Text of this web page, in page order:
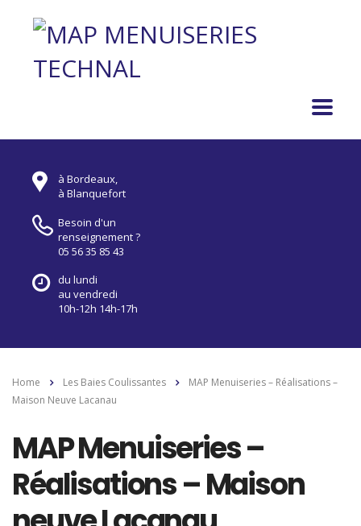
à Bordeaux,
à Blanquefort
Besoin d'un
renseignement ?
05 56 35 85 43
du lundi
au vendredi
10h-12h 14h-17h
Home Les Baies Coulissantes
MAP Menuiseries – Réalisations –
Maison Neuve Lacanau
MAP Menuiseries –
Réalisations – Maison